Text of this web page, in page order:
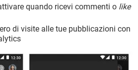
quando ricevi commenti o like
di visite alle tue pubblicazioni con